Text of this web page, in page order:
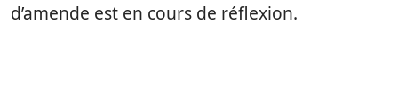
d’amende est en cours de réflexion.